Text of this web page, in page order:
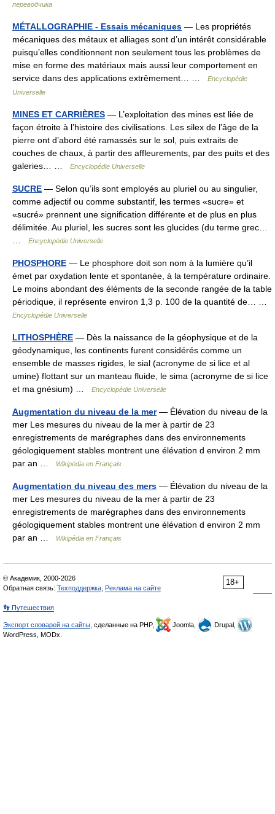
переводчика
MÉTALLOGRAPHIE - Essais mécaniques — Les propriétés
mécaniques des métaux et alliages sont d’un intérêt considérable
puisqu’elles conditionnent non seulement tous les problèmes de
mise en forme des matériaux mais aussi leur comportement en
service dans des applications extrêmement… …
Encyclopédie
Universelle
MINES ET CARRIÈRES — L’exploitation des mines est liée de
façon étroite à l’histoire des civilisations. Les silex de l’âge de la
pierre ont d’abord été ramassés sur le sol, puis extraits de
couches de chaux, à partir des affleurements, par des puits et des
galeries… …
Encyclopédie Universelle
SUCRE — Selon qu’ils sont employés au pluriel ou au singulier,
comme adjectif ou comme substantif, les termes «sucre» et
«sucré» prennent une signification différente et de plus en plus
délimitée. Au pluriel, les sucres sont les glucides (du terme grec…
Encyclopédie Universelle
PHOSPHORE — Le phosphore doit son nom à la lumière qu’il
émet par oxydation lente et spontanée, à la température ordinaire.
Le moins abondant des éléments de la seconde rangée de la table
périodique, il représente environ 1,3 p. 100 de la quantité de… …
Encyclopédie Universelle
LITHOSPHÈRE — Dès la naissance de la géophysique et de la
géodynamique, les continents furent considérés comme un
ensemble de masses rigides, le sial (acronyme de si lice et al
umine) flottant sur un manteau fluide, le sima (acronyme de si lice
et ma gnésium) …
Encyclopédie Universelle
Augmentation du niveau de la mer— Élévation du niveau de la
mer Les mesures du niveau de la mer à partir de 23
enregistrements de marégraphes dans des environnements
géologiquement stables montrent une élévation d environ 2 mm
par an …
Wikipédia en Français
Augmentation du niveau des mers — Élévation du niveau de la
mer Les mesures du niveau de la mer à partir de 23
enregistrements de marégraphes dans des environnements
géologiquement stables montrent une élévation d environ 2 mm
par an …
Wikipédia en Français
18+
© Академик, 2000-2026
Обратная связь: Техподдержка Реклама на сайте
👣 Путешествия
Экспорт словарей на сайты , сделанные на PHP, Joomla,
Drupal,
WordPress, MODx.